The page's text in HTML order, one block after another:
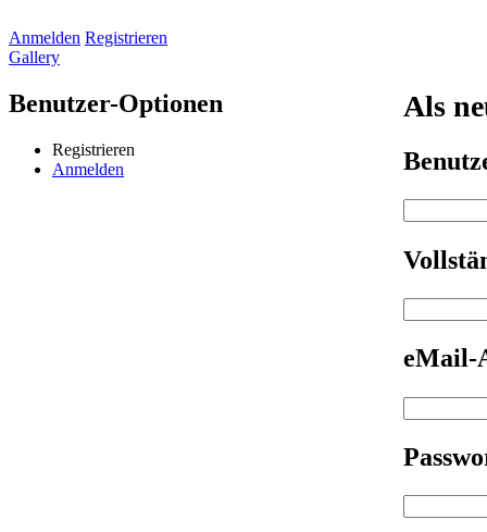
Anmelden Registrieren
Gallery
Benutzer-Optionen
Registrieren
Anmelden
Als
eMail-